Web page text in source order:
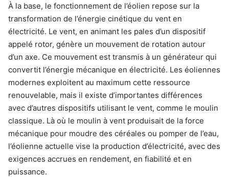
À la base, le fonctionnement de l’éolien repose sur la
transformation de l’énergie cinétique du vent en
électricité. Le vent, en animant les pales d’un dispositif
appelé rotor, génère un mouvement de rotation autour
d’un axe. Ce mouvement est transmis à un générateur qui
convertit l’énergie mécanique en électricité. Les éoliennes
modernes exploitent au maximum cette ressource
renouvelable, mais il existe d’importantes différences
avec d’autres dispositifs utilisant le vent, comme le moulin
classique. Là où le moulin à vent produisait de la force
mécanique pour moudre des céréales ou pomper de l’eau,
l’éolienne actuelle vise la production d’électricité, avec des
exigences accrues en rendement, en fiabilité et en
puissance.